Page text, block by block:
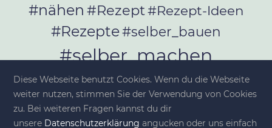
#nähen #Rezept#Rezept-Ideen
#Rezepte#selber_bauen
#selber_machen
#Selbermachen#selber_nähen
#Selfmade#Sommer
Diese Webseite benutzt Cookies. Wenn du die Webseite
weiter nutzen, stimmen Sie der Verwendung von Cookies
zu. Bei weiteren Fragen kannst du dir
unsere Datenschutzerklärung angucken oder uns einfach